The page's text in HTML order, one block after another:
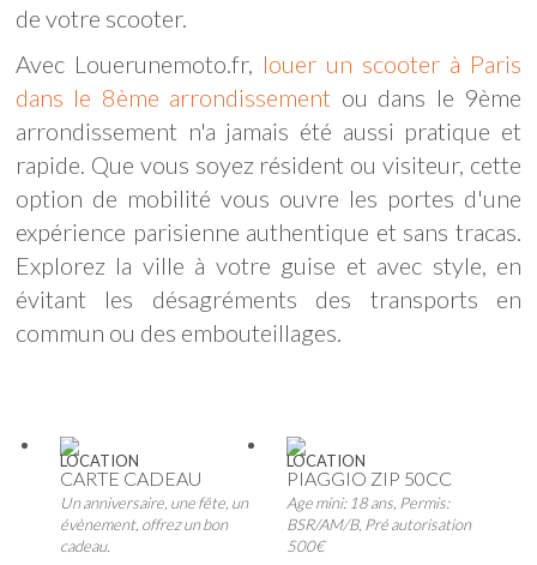
de votre scooter.
Avec Louerunemoto.fr, louer un scooter à Paris
dans le 8ème arrondissement ou dans le 9ème
arrondissement n'a jamais été aussi pratique et
rapide. Que vous soyez résident ou visiteur, cette
option de mobilité vous ouvre les portes d'une
expérience parisienne authentique et sans tracas.
Explorez la ville à votre guise et avec style, en
évitant les désagréments des transports en
commun ou des embouteillages.
LOCATION
CARTE CADEAU
Un anniversaire, une fête, un
évènement, offrez un bon
cadeau.
LOCATION
PIAGGIO ZIP 50CC
Age mini: 18 ans, Permis:
BSR/AM/B, Pré autorisation
500€